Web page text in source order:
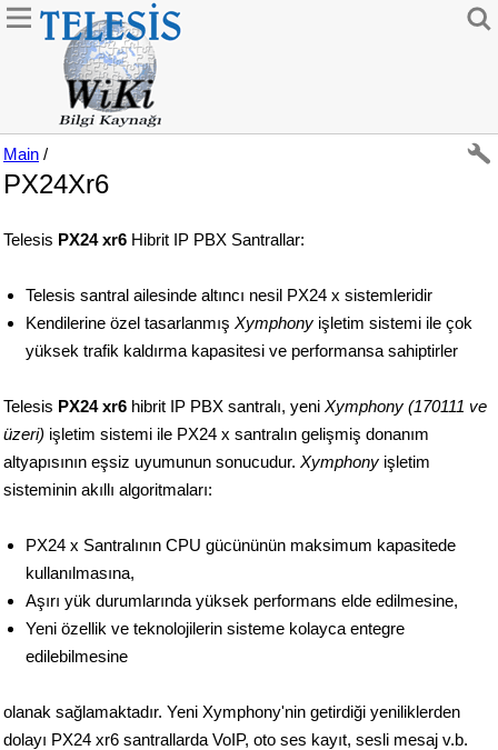
Main /
PX24Xr6
Telesis PX24 xr6 Hibrit IP PBX Santrallar:
Telesis santral ailesinde altıncı nesil PX24 x sistemleridir
Kendilerine özel tasarlanmış Xymphony işletim sistemi ile çok
yüksek trafik kaldırma kapasitesi ve performansa sahiptirler
Telesis PX24 xr6 hibrit IP PBX santralı, yeni Xymphony (170111 ve
üzeri) işletim sistemi ile PX24 x santralın gelişmiş donanım
altyapısının eşsiz uyumunun sonucudur. Xymphony işletim
sisteminin akıllı algoritmaları:
PX24 x Santralının CPU gücününün maksimum kapasitede
kullanılmasına,
Aşırı yük durumlarında yüksek performans elde edilmesine,
Yeni özellik ve teknolojilerin sisteme kolayca entegre
edilebilmesine
olanak sağlamaktadır. Yeni Xymphony'nin getirdiği yeniliklerden
dolayı PX24 xr6 santrallarda VoIP, oto ses kayıt, sesli mesaj v.b.